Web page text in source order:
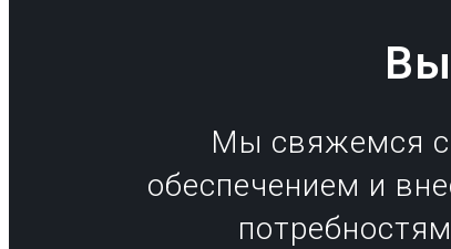
Вы
Мы свяжемся с
обеспечением и